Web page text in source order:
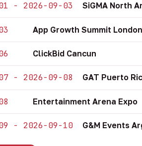
- 2026-09-03 SiGMA North
App Growth Summit London
ClickBid Cancun
- 2026-09-08 GAT Puerto
Entertainment Arena Expo
- 2026-09-10 G&M Events